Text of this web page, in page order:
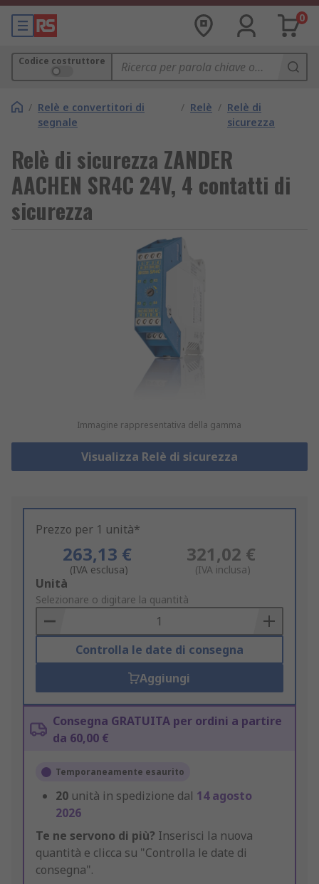
0
Codice costruttore
/ Relè e convertitori di
segnale
/ Relè / Relè di
sicurezza
Relè di sicurezza ZANDER
AACHEN SR4C 24V, 4 contatti di
sicurezza
Immagine rappresentativa della gamma
Visualizza Relè di sicurezza
Prezzo per 1 unità*
263,13 €
(IVA esclusa)
321,02 €
(IVA inclusa)
Add
to
Basket
Unità
Selezionare o digitare la quantità
Controlla le date di consegna
Aggiungi
Consegna GRATUITA per ordini a partire
da 60,00 €
Temporaneamente esaurito
20 unità in spedizione dal 14 agosto
2026
Te ne servono di più? Inserisci la nuova
quantità e clicca su "Controlla le date di
consegna".